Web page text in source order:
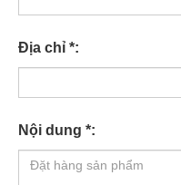
Địa chỉ *:
Nội dung *: